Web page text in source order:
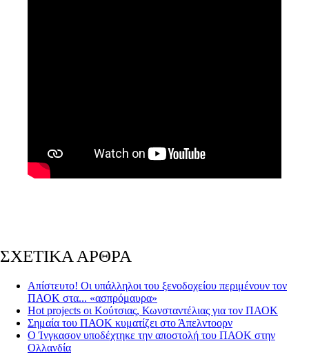
ΣΧΕΤΙΚΑ ΑΡΘΡΑ
Απίστευτο! Οι υπάλληλοι του ξενοδοχείου περιμένουν τον
ΠΑΟΚ στα... «ασπρόμαυρα»
Hot projects οι Κούτσιας, Κωνσταντέλιας για τον ΠΑΟΚ
Σημαία του ΠΑΟΚ κυματίζει στο Άπελντοορν
Ο Ίνγκασον υποδέχτηκε την αποστολή του ΠΑΟΚ στην
Ολλανδία